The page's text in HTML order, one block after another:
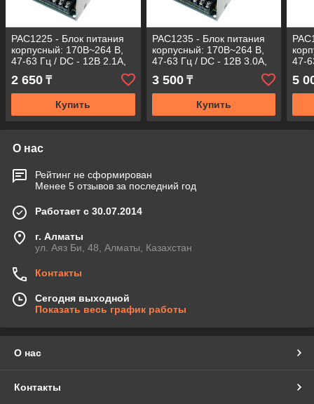
PAC1225 - Блок питания
корпусный: 170В~264 В,
47-63 Гц / DC - 12В 2.1A,
25 Вт. Корпус - металл.
2 650 ₸
Купить
PAC1235 - Блок питания
корпусный: 170В~264 В,
47-63 Гц / DC - 12В 3.0A,
35 Вт. Корпус - металл.
3 500₸
Купить
47-
5
О нас
Рейтинг не сформирован
Менее 5 отзывов за последний год
Работает с 30.07.2014
г. Алматы
ул. Аяз Би, 48, Алматы, Казахстан
Контакты
Сегодня выходной
Показать весь график работы
О нас
Контакты